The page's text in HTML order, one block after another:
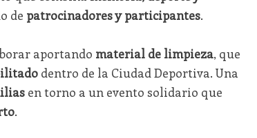
de patrocinadores y participantes.
aportando material de limpieza, que
dentro de la Ciudad Deportiva. Una
en torno a un evento solidario que
.